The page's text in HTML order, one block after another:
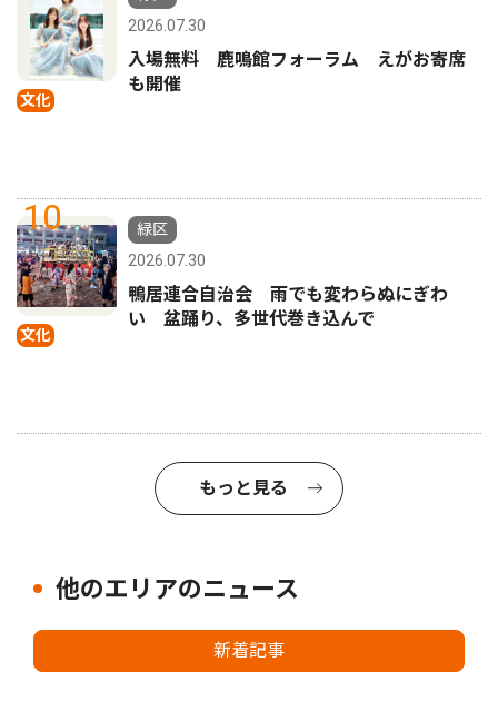
文化
2026.07.30
入場無料 鹿鳴館フォーラム えがお寄席
も開催
10
文化
緑区
2026.07.30
鴨居連合自治会 雨でも変わらぬにぎわ
い 盆踊り、多世代巻き込んで
もっと見る
他のエリアのニュース
新着記事